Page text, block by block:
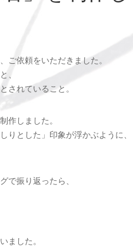
ご依頼をいただきました。
、
されていること。
作しました。
りとした」印象が浮かぶように、
で振り返ったら、
ました。